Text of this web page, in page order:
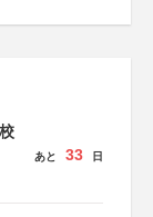
あと 33 日